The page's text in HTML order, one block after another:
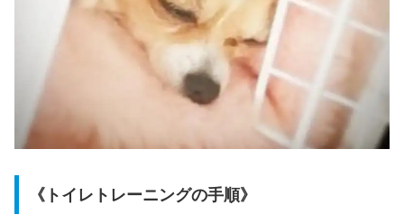
《トイレトレーニングの手順》